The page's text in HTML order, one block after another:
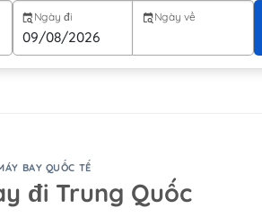
Ngày đi Ngày về
BAY QUỐC TẾ
đi Trung Quốc